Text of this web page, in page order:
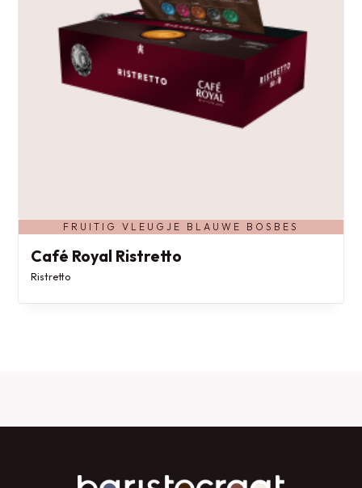
FRUITIG VLEUGJE BLAUWE BOSBES
Café Royal Ristretto
Ristretto